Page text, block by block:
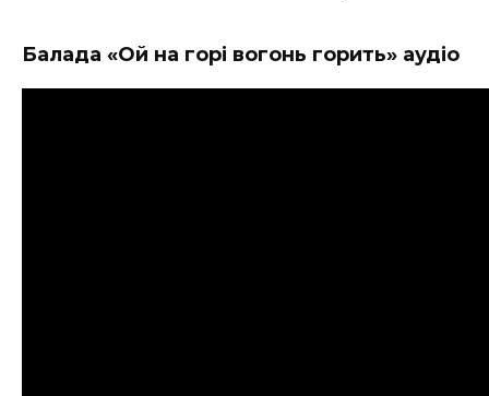
Балада «Ой на горі вогонь горить» аудіо